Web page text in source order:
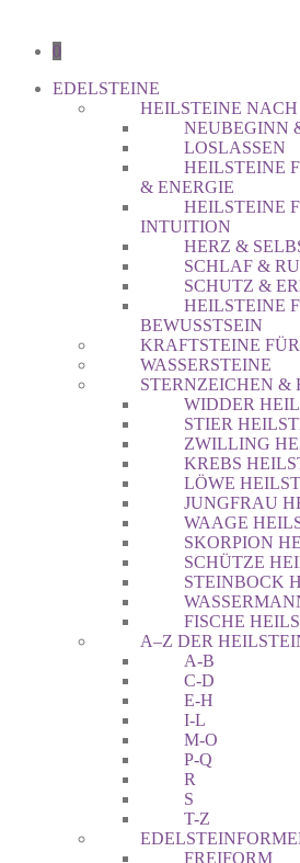
0
EDELSTEINE
HEILSTEINE
NEUBEGINN
LOSLASSEN
HEILSTEINE
& ENERGIE
HEILSTEINE
INTUITION
HERZ &
SCHLAF &
SCHUTZ &
HEILSTEINE
BEWUSSTSEIN
KRAFTSTEINE
WASSERSTEINE
STERNZEICHEN &
WIDDER
STIER
ZWILLING
KREBS
LÖWE
JUNGFRAU
WAAGE
SKORPION
SCHÜTZE
STEINBOCK
FISCHE
A–Z DER
A-B
C-D
E-H
I-L
M-O
P-Q
R
S
T-Z
FREIFORM